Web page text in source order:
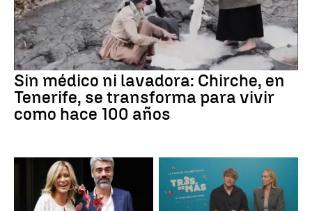
Sin médico ni lavadora: Chirche, en
Tenerife, se transforma para vivir
como hace 100 años